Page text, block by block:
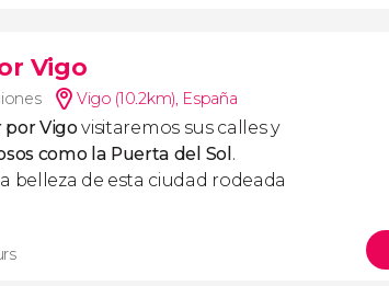
Vigo
Vigo (10.2km), España
Vigovisitaremos sus calles y
como la Puerta del Sol .
belleza de esta ciudad rodeada